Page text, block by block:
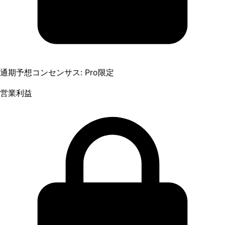
通期予想コンセンサス: Pro限定
営業利益